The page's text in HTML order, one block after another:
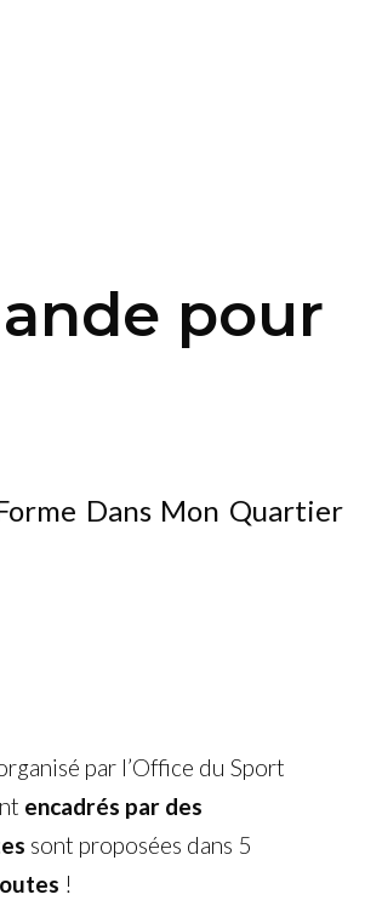
pour
Dans Mon Quartier
par l’Office du Sport
encadrés par des
sont proposées dans 5
!